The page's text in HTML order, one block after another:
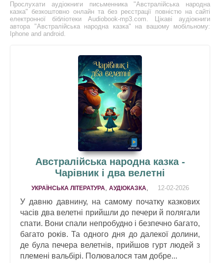
Прослухати аудіокниги письменника "Австралійська народна
казка" безкоштовно онлайн та без реєстрації повністю на сайті
електронної бібліотеки Audiobook-mp3.com. Цікаві аудіокниги
автора "Австралійська народна казка" на вашому мобільному:
Iphone and android.
Австралійська народна казка -
Чарівник і два велетні
УКРАЇНСЬКА ЛІТЕРАТУРА АУДІОКАЗКА 12-02-2026
У давню давнину, на самому початку казкових
часів два велетні прийшли до печери й полягали
спати. Вони спали непробудно і безпечно багато,
багато років. Та одного дня до далекої долини,
де була печера велетнів, прийшов гурт людей з
племені вальбірі. Полювалося там добре...